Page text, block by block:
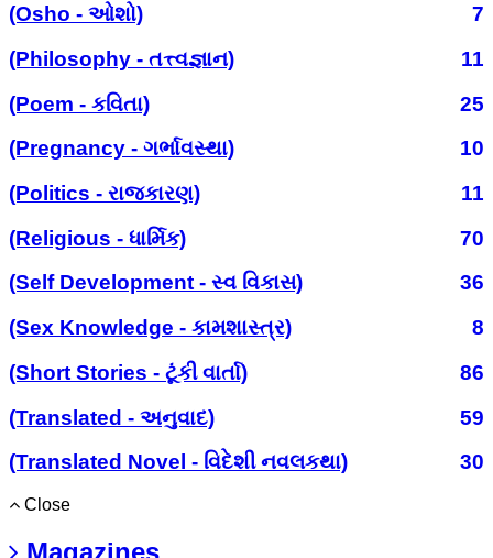
(Osho - ઓશો)
7
(Philosophy - તત્ત્વજ્ઞાન)
11
(Poem - કવિતા)
25
(Pregnancy - ગર્ભાવસ્થા)
10
(Politics - રાજકારણ)
11
(Religious - ધાર્મિક)
70
(Self Development - સ્વ વિકાસ)
36
(Sex Knowledge - કામશાસ્ત્ર)
8
(Short Stories - ટૂંકી વાર્તા)
86
(Translated - અનુવાદ)
59
(Translated Novel - વિદેશી નવલકથા)
30
Close
Magazines